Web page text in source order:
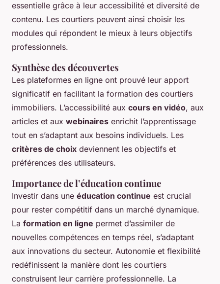
essentielle grâce à leur accessibilité et diversité de
contenu. Les courtiers peuvent ainsi choisir les
modules qui répondent le mieux à leurs objectifs
professionnels.
Synthèse des découvertes
Les plateformes en ligne ont prouvé leur apport
significatif en facilitant la formation des courtiers
immobiliers. L’accessibilité aux cours en vidéo, aux
articles et aux webinaires enrichit l’apprentissage
tout en s’adaptant aux besoins individuels. Les
critères de choix deviennent les objectifs et
préférences des utilisateurs.
Importance de l’éducation continue
Investir dans une éducation continue est crucial
pour rester compétitif dans un marché dynamique.
La formation en ligne permet d’assimiler de
nouvelles compétences en temps réel, s’adaptant
aux innovations du secteur. Autonomie et flexibilité
redéfinissent la manière dont les courtiers
construisent leur carrière professionnelle. La